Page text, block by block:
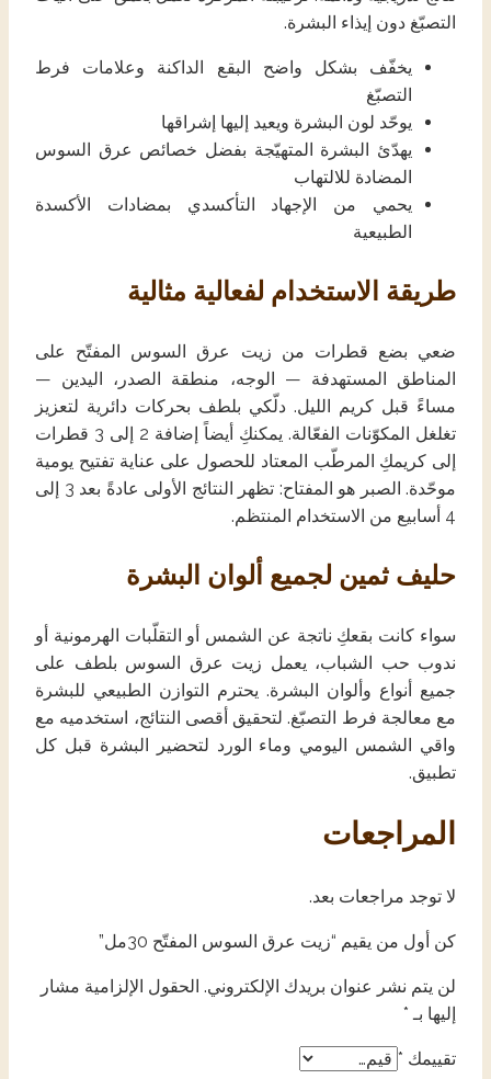
التصبّغ دون إيذاء البشرة.
يخفّف بشكل واضح البقع الداكنة وعلامات فرط
التصبّغ
يوحّد لون البشرة ويعيد إليها إشراقها
يهدّئ البشرة المتهيّجة بفضل خصائص عرق السوس
المضادة للالتهاب
يحمي من الإجهاد التأكسدي بمضادات الأكسدة
الطبيعية
طريقة الاستخدام لفعالية مثالية
ضعي بضع قطرات من زيت عرق السوس المفتّح على
المناطق المستهدفة — الوجه، منطقة الصدر، اليدين —
مساءً قبل كريم الليل. دلّكي بلطف بحركات دائرية لتعزيز
تغلغل المكوّنات الفعّالة. يمكنكِ أيضاً إضافة 2 إلى 3 قطرات
إلى كريمكِ المرطّب المعتاد للحصول على عناية تفتيح يومية
موحّدة. الصبر هو المفتاح: تظهر النتائج الأولى عادةً بعد 3 إلى
4 أسابيع من الاستخدام المنتظم.
حليف ثمين لجميع ألوان البشرة
سواء كانت بقعكِ ناتجة عن الشمس أو التقلّبات الهرمونية أو
ندوب حب الشباب، يعمل زيت عرق السوس بلطف على
جميع أنواع وألوان البشرة. يحترم التوازن الطبيعي للبشرة
مع معالجة فرط التصبّغ. لتحقيق أقصى النتائج، استخدميه مع
واقي الشمس اليومي وماء الورد لتحضير البشرة قبل كل
تطبيق.
المراجعات
لا توجد مراجعات بعد.
كن أول من يقيم “زيت عرق السوس المفتّح 30مل”
لن يتم نشر عنوان بريدك الإلكتروني. الحقول الإلزامية مشار
إليها بـ *
تقييمك *